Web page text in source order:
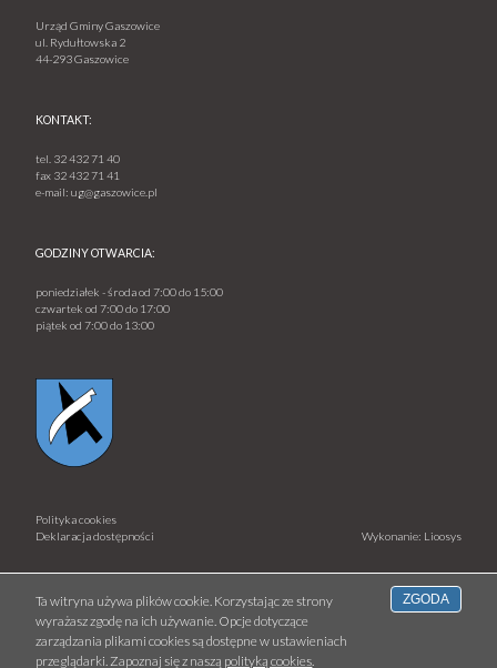
Urząd Gminy Gaszowice
ul. Rydułtowska 2
44-293 Gaszowice
KONTAKT:
tel. 32 432 71 40
fax 32 432 71 41
e-mail:ug@gaszowice.pl
GODZINY OTWARCIA:
poniedziałek - środa od 7:00 do 15:00
czwartek od 7:00 do 17:00
piątek od 7:00 do 13:00
Polityka cookies
Deklaracja dostępności
Wykonanie: Lioosys
Ta witryna używa plików cookie. Korzystając ze strony
wyrażasz zgodę na ich używanie. Opcje dotyczące
zarządzania plikami cookies są dostępne w ustawieniach
przeglądarki. Zapoznaj się z naszą polityką cookies.
ZGODA